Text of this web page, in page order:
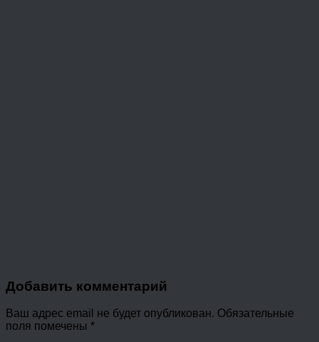
Добавить комментарий
Ваш адрес email не будет опубликован. Обязательные
поля помечены *